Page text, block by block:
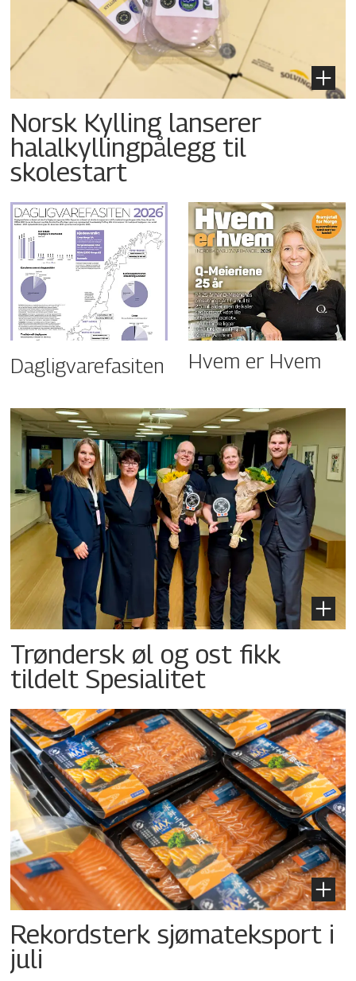
Norsk Kylling lanserer
halalkyllingpålegg til
skolestart
Dagligvarefasiten Hvem er Hvem
Trøndersk øl og ost fikk
tildelt Spesialitet
Rekordsterk sjømateksport i
juli